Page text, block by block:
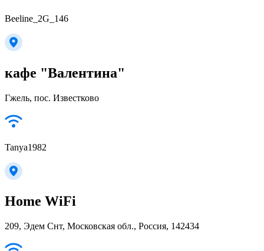
Beeline_2G_146
кафе "Валентина"
Гжель, пос. Известково
Tanya1982
Home WiFi
209, Эдем Снт, Московская обл., Россия, 142434